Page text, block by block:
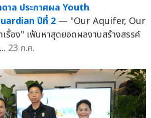
าล ประกาศผล Youth
ปีที่ 2 — "Our Aquifer, Our
รื่อง" เฟ้นหาสุดยอดผลงานสร้างสรรค์
23 ก.ค.